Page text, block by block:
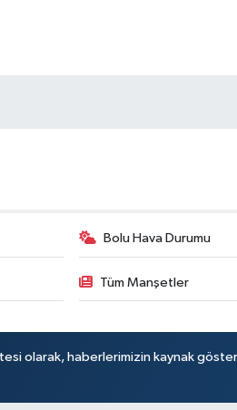
Bolu Hava Durumu
Tüm Manşetler
olarak, haberlerimizin kaynak